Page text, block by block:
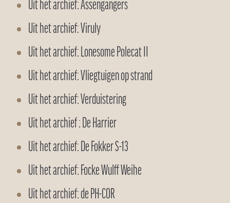
Uit het archief: Assengangers
Uit het archief: Viruly
Uit het archief: Lonesome Polecat II
Uit het archief: Vliegtuigen op strand
Uit het archief: Verduistering
Uit het archief : De Harrier
Uit het archief: De Fokker S-13
Uit het archief: Focke Wulff Weihe
Uit het archief: de PH-COR